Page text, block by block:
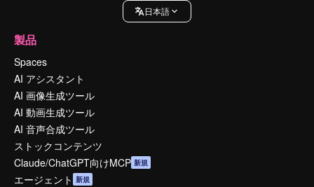
日本語
製品
Spaces
AI アシスタント
AI 画像生成ツール
AI 動画生成ツール
AI 音声合成ツール
ストックコンテンツ
Claude/ChatGPT向けMCP 新規
エージェント 新規